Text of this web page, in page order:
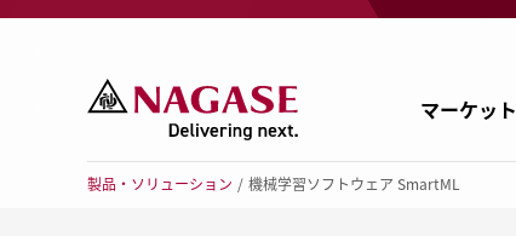
マーケット
製品・ソリューション 機械学習ソフトウェア SmartML